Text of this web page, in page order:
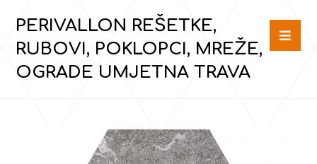
PERIVALLON REŠETKE,
RUBOVI, POKLOPCI, MREŽE,
OGRADE UMJETNA TRAVA